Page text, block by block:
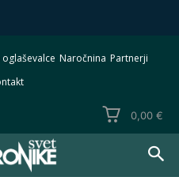
oglaševalce Naročnina Partnerji
0,00 €